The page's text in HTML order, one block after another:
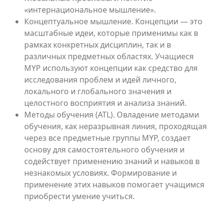
«интернациональное мышление».
Концептуальное мышление. Концепции — это
масштабные идеи, которые применимы как в
рамках конкретных дисциплин, так и в
различных предметных областях. Учащиеся
MYP используют концепции как средство для
исследования проблем и идей личного,
локального и глобального значения и
целостного восприятия и анализа знаний.
Методы обучения (ATL). Овладение методами
обучения, как неразрывная линия, проходящая
через все предметные группы MYP, создает
основу для самостоятельного обучения и
содействует применению знаний и навыков в
незнакомых условиях. Формирование и
применение этих навыков помогает учащимся
приобрести умение учиться.